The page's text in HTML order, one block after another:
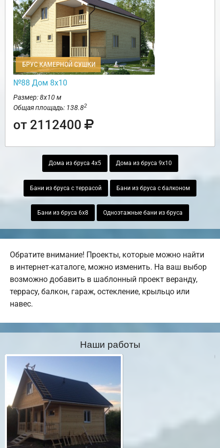
БРУС КАМЕРНОЙ СУШКИ
№88 Дом 8х10
Размер: 8х10 м
Общая площадь: 138.82
от 2112400
Дома из бруса 4х5 Дома из бруса 9х10
Бани из бруса с террасой Бани из бруса с балконом
Бани из бруса 6х8 Одноэтажные бани из бруса
Обратите внимание! Проекты, которые можно найти
в интернет-каталоге, можно изменить. На ваш выбор
возможно добавить в шаблонный проект веранду,
террасу, балкон, гараж, остекление, крыльцо или
навес.
Наши работы